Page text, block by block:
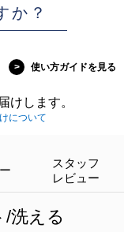
か？
> 使い方ガイドを見る
けします。
について
スタッフ
レビュー
洗える